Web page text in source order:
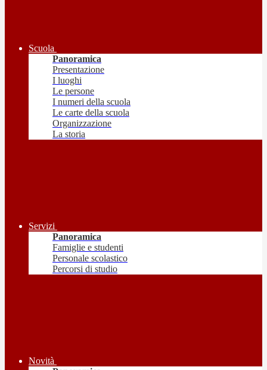
Scuola
Panoramica
Presentazione
I luoghi
Le persone
I numeri della scuola
Le carte della scuola
Organizzazione
La storia
Servizi
Panoramica
Famiglie e studenti
Personale scolastico
Percorsi di studio
Novità